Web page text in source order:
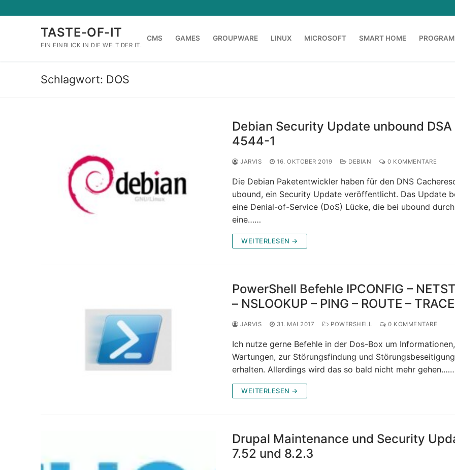
Inhalt
TASTE-OF-IT
EIN EINBLICK IN DIE WELT DER IT.
CMS GAMES GROUPWARE LINUX MICROSOFT SMART HOME
Schlagwort: DOS
Debian Security Update unbound DSA
4544-1
JARVIS 16. OKTOBER 2019 DEBIAN 0 KOMMENTARE
Die Debian Paketentwickler haben für den DNS
ubound, ein Security Update veröffentlicht. Das Update
eine Denial-of-Service (DoS) Lücke, die bei ubound durch
eine……
WEITERLESEN →
PowerShell Befehle IPCONFIG –
– NSLOOKUP – PING – ROUTE –
JARVIS 31. MAI 2017 POWERSHELL 0 KOMMENTARE
Ich nutze gerne Befehle in der Dos-Box um
Wartungen, zur Störungsfindung und
erhalten. Allerdings wird das so bald nicht mehr
WEITERLESEN →
Drupal Maintenance und Security
7.52 und 8.2.3